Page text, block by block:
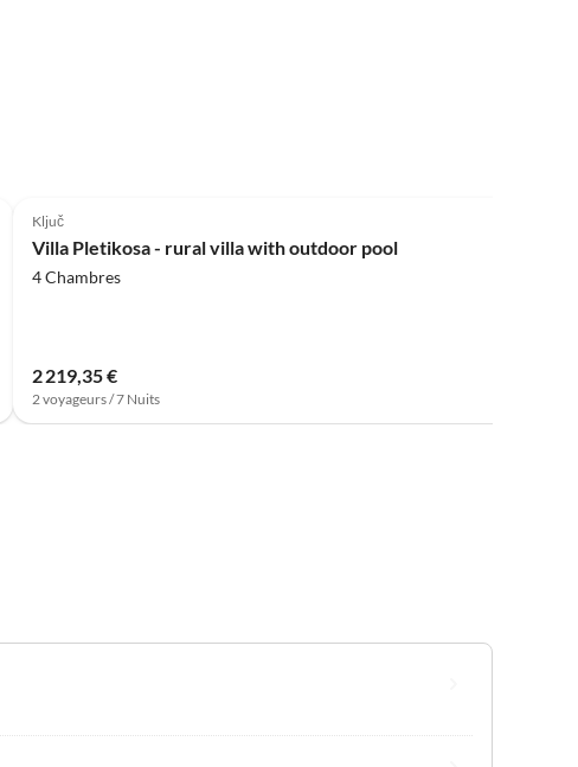
Ključ
Villa Pletikosa - rural villa with outdoor pool
4 Chambres
2 219,35 €
2 voyageurs / 7 Nuits